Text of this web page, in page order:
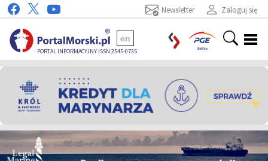
Zaloguj się
Newsletter
PORTAL INFORMACYJNY ISSN 2545-0735
en